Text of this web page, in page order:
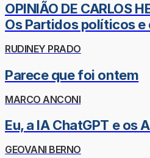
OPINIÃO DE CARLOS
Os Partidos políticos e
RUDINEY PRADO
Parece que foi ontem
MARCO ANCONI
Eu, a IA ChatGPT e os
GEOVANI BERNO